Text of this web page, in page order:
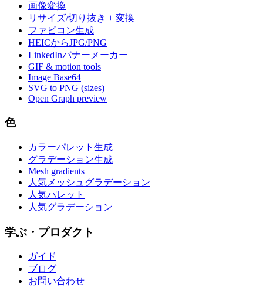
画像変換
リサイズ/切り抜き + 変換
ファビコン生成
HEICからJPG/PNG
LinkedInバナーメーカー
GIF & motion tools
Image Base64
SVG to PNG (sizes)
Open Graph preview
色
カラーパレット生成
グラデーション生成
Mesh gradients
人気メッシュグラデーション
人気パレット
人気グラデーション
学ぶ・プロダクト
ガイド
ブログ
お問い合わせ